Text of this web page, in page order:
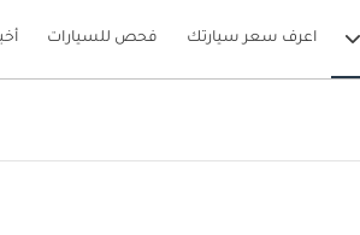
اعرف سعر سيارتك فحص للسيارات